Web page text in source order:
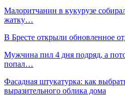
Малоритчанин в кукурузе
жатку…
В Бресте открыли обновленное
Мужчина пил 4 дня подряд, а
попал…
Фасадная штукатурка: как
выразительного облика дома